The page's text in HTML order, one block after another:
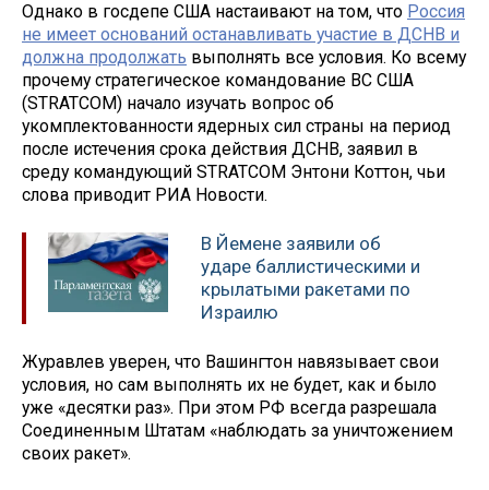
Однако в госдепе США настаивают на том, что Россия
не имеет оснований останавливать участие в ДСНВ и
должна продолжать выполнять все условия. Ко всему
прочему стратегическое командование ВС США
(STRATCOM) начало изучать вопрос об
укомплектованности ядерных сил страны на период
после истечения срока действия ДСНВ, заявил в
среду командующий STRATCOM Энтони Коттон, чьи
слова приводит РИА Новости.
В Йемене заявили об
ударе баллистическими и
крылатыми ракетами по
Израилю
Журавлев уверен, что Вашингтон навязывает свои
условия, но сам выполнять их не будет, как и было
уже «десятки раз». При этом РФ всегда разрешала
Соединенным Штатам «наблюдать за уничтожением
своих ракет».